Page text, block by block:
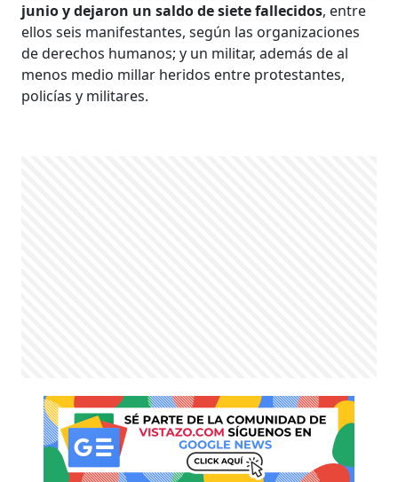
junio y dejaron un saldo de siete fallecidos, entre
ellos seis manifestantes, según las organizaciones
de derechos humanos; y un militar, además de al
menos medio millar heridos entre protestantes,
policías y militares.